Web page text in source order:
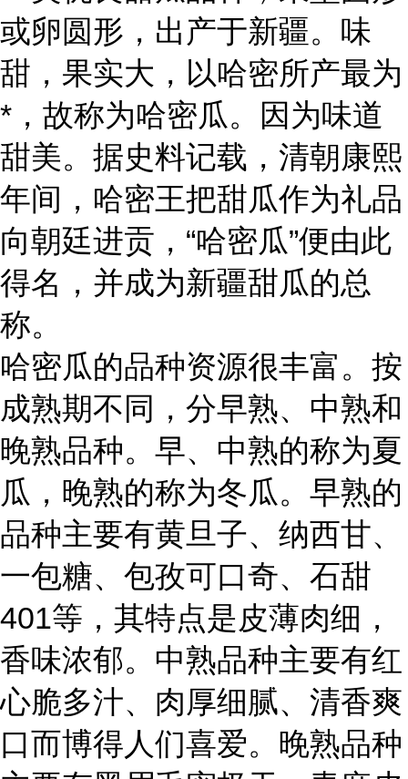
或卵圆形，出产于新疆。味
甜，果实大，以哈密所产最为
*，故称为哈密瓜。因为味道
甜美。据史料记载，清朝康熙
年间，哈密王把甜瓜作为礼品
向朝廷进贡，“哈密瓜”便由此
得名，并成为新疆甜瓜的总
称。
哈密瓜的品种资源很丰富。按
成熟期不同，分早熟、中熟和
晚熟品种。早、中熟的称为夏
瓜，晚熟的称为冬瓜。早熟的
品种主要有黄旦子、纳西甘、
一包糖、包孜可口奇、石甜
401等，其特点是皮薄肉细，
香味浓郁。中熟品种主要有红
心脆多汁、肉厚细腻、清香爽
口而博得人们喜爱。晚熟品种